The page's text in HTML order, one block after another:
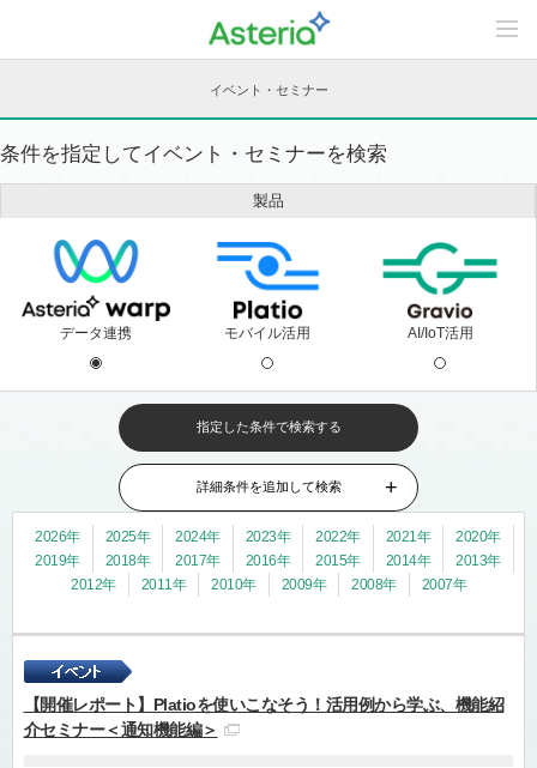
C
n
n
イベント・セミナー
条件を指定してイベント・セミナーを検索
製品
データ連携 モバイル活用 AI/IoT活用
トレーニング
パートナー向け ユーザー向け
現地開催
開催期間を指定 〜
指定した条件で検索する
詳細条件を追加して検索
2026年 2025年 2024年 2023年 2022年 2021年
2020年
2019年
2018年 2017年 2016年 2015年 2014年
2013年
2012年
2011年 2010年 2009年 2008年 2007年
【開催レポート】Platioを使いこなそう！活用例から学ぶ、機能紹
介セミナー＜通知機能編＞